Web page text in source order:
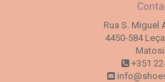
Rua S. Miguel
4450-584
+351